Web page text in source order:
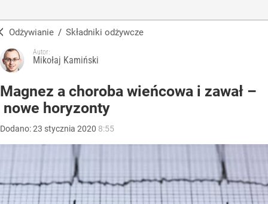
Odżywianie / Składniki odżywcze
Autor:
Mikołaj Kamiński
Magnez a choroba wieńcowa i zawał –
nowe horyzonty
Dodano:23 stycznia 2020 8:55